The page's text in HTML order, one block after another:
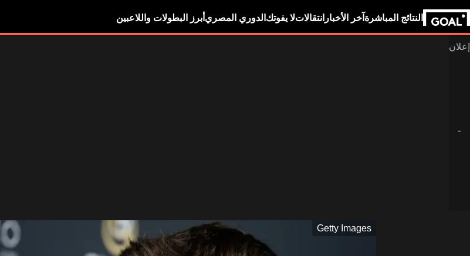
النتائج المباشرة آخر الأخبار انتقالاتلا يفوتك الدوري المصري أبرز البطولات واللاعبين
Getty Images